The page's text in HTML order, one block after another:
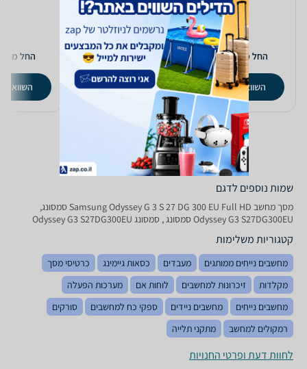
החל מ-561
₪
השוואת מחירים
החל מ-1,502
₪
השוואת מחירים
החל מ-
השוואת
שמות נוספים לדגם
מסך מחשב Samsung Odyssey G 3 S 27 DG 300 EU Full HD סמסונג,
Odyssey G3 S27DG300EU סמסונג , סמסונג Odyssey G3 S27DG300EU
קטגוריות משלימות
מחשבים נייחים ממותגים מעבדים כסאות גיימינג
כרטיסי מסך
מקלדות
זיכרונות למחשבים לוחות אם
מערכות הפעלה
מחשבים נייחים
מחשבים ניידים ספקי כח למחשבים
סורקים
רמקולים למחשב
מתקני תלייה
לחוות דעת ופרטי החנויות